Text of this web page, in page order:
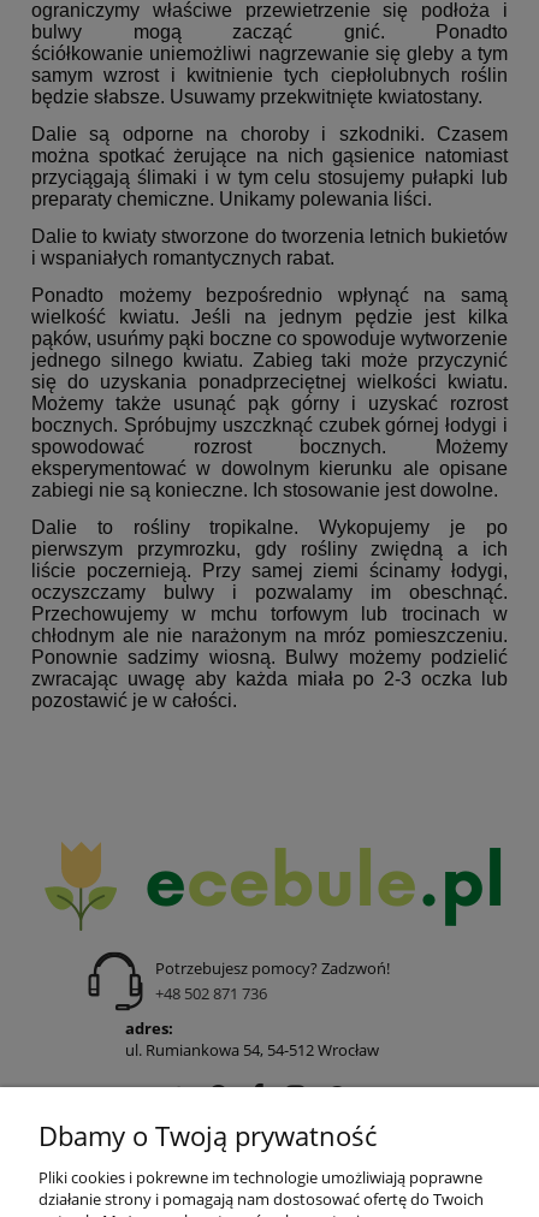
ograniczymy właściwe przewietrzenie się podłoża i
bulwy mogą zacząć gnić. Ponadto
ściółkowanie uniemożliwi nagrzewanie się gleby a tym
samym wzrost i kwitnienie tych ciepłolubnych roślin
będzie słabsze. Usuwamy przekwitnięte kwiatostany.
Dalie są odporne na choroby i szkodniki. Czasem
można spotkać żerujące na nich gąsienice natomiast
przyciągają ślimaki i w tym celu stosujemy pułapki lub
preparaty chemiczne. Unikamy polewania liści.
Dalie to kwiaty stworzone do tworzenia letnich bukietów
i wspaniałych romantycznych rabat.
Ponadto możemy bezpośrednio wpłynąć na samą
wielkość kwiatu. Jeśli na jednym pędzie jest kilka
pąków, usuńmy pąki boczne co spowoduje wytworzenie
jednego silnego kwiatu. Zabieg taki może przyczynić
się do uzyskania ponadprzeciętnej wielkości kwiatu.
Możemy także usunąć pąk górny i uzyskać rozrost
bocznych. Spróbujmy uszczknąć czubek górnej łodygi i
spowodować rozrost bocznych. Możemy
eksperymentować w dowolnym kierunku ale opisane
zabiegi nie są konieczne. Ich stosowanie jest dowolne.
Dalie to rośliny tropikalne. Wykopujemy je po
pierwszym przymrozku, gdy rośliny zwiędną a ich
liście poczernieją. Przy samej ziemi ścinamy łodygi,
oczyszczamy bulwy i pozwalamy im obeschnąć.
Przechowujemy w mchu torfowym lub trocinach w
chłodnym ale nie narażonym na mróz pomieszczeniu.
Ponownie sadzimy wiosną. Bulwy możemy podzielić
zwracając uwagę aby każda miała po 2-3 oczka lub
pozostawić je w całości.
Potrzebujesz pomocy? Zadzwoń!
+48 502 871 736
adres:
ul. Rumiankowa 54, 54-512 Wrocław
POMOC
Dbamy o Twoją prywatność
Pliki cookies i pokrewne im technologie umożliwiają poprawne
działanie strony i pomagają nam dostosować ofertę do Twoich